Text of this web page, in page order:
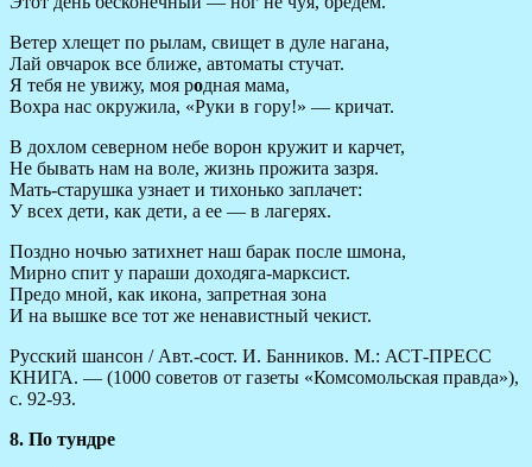
Ветер хлещет по рылам, свищет в дуле нагана,
Лай овчарок все ближе, автоматы стучат.
Я тебя не увижу, моя родная мама,
Вохра нас окружила, «Руки в гору!» — кричат.
В дохлом северном небе ворон кружит и карчет,
Не бывать нам на воле, жизнь прожита зазря.
Мать-старушка узнает и тихонько заплачет:
У всех дети, как дети, а ее — в лагерях.
Поздно ночью затихнет наш барак после шмона,
Мирно спит у параши доходяга-марксист.
Предо мной, как икона, запретная зона
И на вышке все тот же ненавистный чекист.
Русский шансон / Авт.-сост. И. Банников. М.: АСТ-ПРЕСС
КНИГА. — (1000 советов от газеты «Комсомольская правда»),
с. 92-93.
8. По тундре